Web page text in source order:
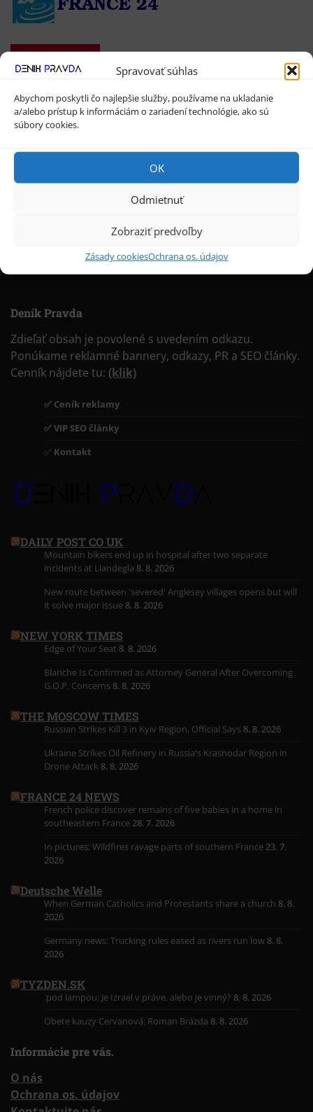
Spravovať súhlas
Abychom poskytli čo najlepšie služby, používame na ukladanie
a/alebo prístup k informáciám o zariadení technológie, ako sú
súbory cookies.
OK
Odmietnuť
Zobraziť predvoľby
Zásady cookiesOchrana os. údajov
Váš Banner
Deník Pravda
Zdieľať obsah je povolené s uvedením odkazu.
Ponúkame reklamné bannery, odkazy, PR a SEO články.
Cenník nájdete tu: (klik)
✅ Ceník reklamy
✅ VIP SEO články
✅ Kontakt
DAILY POST CO UK
Mountain bikers end up in hospital after two separate
incidents at Llandegla 8. 8. 2026
New route between 'severed' Anglesey villages opens but will
it solve major issue 8. 8. 2026
NEW YORK TIMES
Edge of Your Seat 8. 8. 2026
Blanche Is Confirmed as Attorney General After Overcoming
G.O.P. Concerns 8. 8. 2026
THE MOSCOW TIMES
Russian Strikes Kill 3 in Kyiv Region, Official Says 8. 8. 2026
Ukraine Strikes Oil Refinery in Russia's Krasnodar Region in
Drone Attack 8. 8. 2026
FRANCE 24 NEWS
French police discover remains of five babies in a home in
southeastern France28. 7. 2026
In pictures: Wildfires ravage parts of southern France23. 7.
2026
Deutsche Welle
When German Catholics and Protestants share a church 8. 8.
2026
Germany news: Trucking rules eased as rivers run low 8. 8.
2026
TYZDEN.SK
.pod lampou: Je Izrael v práve, alebo je vinný? 8. 8. 2026
Obete kauzy Cervanová: Roman Brázda 8. 8. 2026
Informácie pre vás.
O nás
Ochrana os. údajov